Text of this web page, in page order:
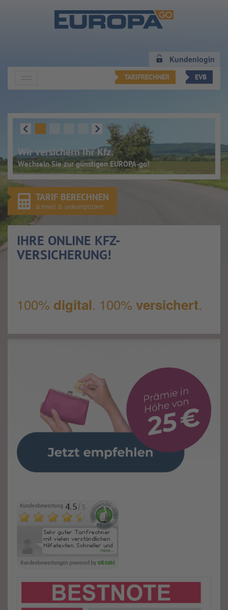
Zum Hauptinhalt springen
Kundenlogin
EVB
TARIFRECHNER
TARIF BERECHNEN
schnell & unkompliziert
Wir versichern Ihr Kfz.
Wechseln Sie zur günstigen EUROPA-go!
IHRE ONLINE KFZ-
VERSICHERUNG!
100% digital. 100% versichert.